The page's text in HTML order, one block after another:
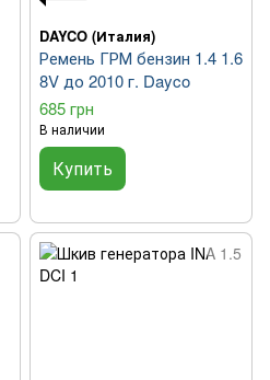
DAYCO (Италия)
Ремень ГРМ бензин 1.4 1.6
8V до 2010 г. Dayco
685 грн
В наличии
Купить